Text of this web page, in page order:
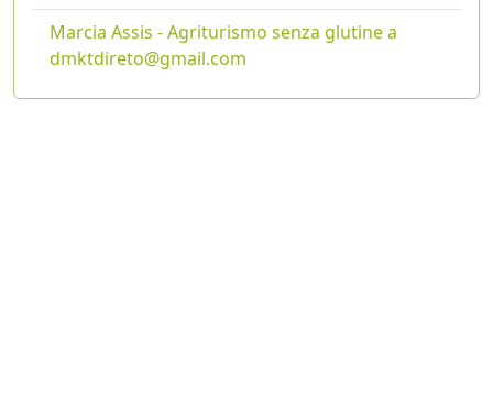
Marcia Assis - Agriturismo senza glutine a
dmktdireto@gmail.com